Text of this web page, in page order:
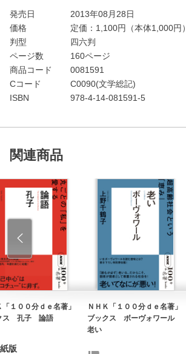
発売日
2013年08月28日
価格
定価： 1,100円（本体1,000円）
判型
四六判
ページ数
160ページ
商品コード
0081591
Cコード
C0090(文学総記)
ISBN
978-4-14-081591-5
関連商品
１００分ｄｅ名著」
ス 孔子 論語
紙版
ＮＨＫ「１００分ｄｅ名著」
ブックス ボーヴォワール
老い